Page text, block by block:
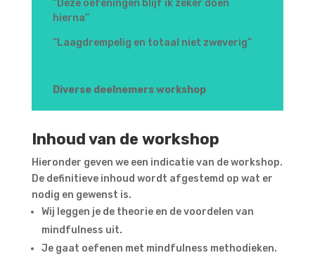
“Deze oefeningen blijf ik zeker doen
hierna”
“Laagdrempelig en totaal niet zweverig”
Diverse deelnemers workshop
Inhoud van de workshop
Hieronder geven we een indicatie van de workshop.
De definitieve inhoud wordt afgestemd op wat er
nodig en gewenst is.
Wij leggen je de theorie en de voordelen van
mindfulness uit.
Je gaat oefenen met mindfulness methodieken.